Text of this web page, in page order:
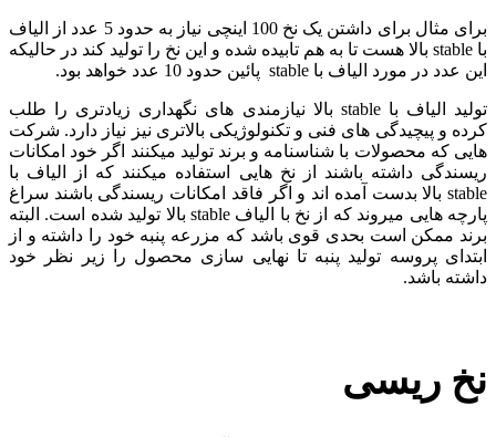
برای مثال برای داشتن یک نخ 100 اینچی نیاز به حدود 5 عدد از الیاف
با stable بالا هست تا به هم تابیده شده و این نخ را تولید کند در حالیکه
این عدد در مورد الیاف با stable پائین حدود 10 عدد خواهد بود.
تولید الیاف با stable بالا نیازمندی های نگهداری زیادتری را طلب
کرده و پیچیدگی های فنی و تکنولوژیکی بالاتری نیز نیاز دارد. شرکت
هایی که محصولات با شناسنامه و برند تولید میکنند اگر خود امکانات
ریسندگی داشته باشند از نخ هایی استفاده میکنند که از الیاف با
stable بالا بدست آمده اند و اگر فاقد امکانات ریسندگی باشند سراغ
پارچه هایی میروند که از نخ با الیاف stable بالا تولید شده است. البته
برند ممکن است بحدی قوی باشد که مزرعه پنبه خود را داشته و از
ابتدای پروسه تولید پنبه تا نهایی سازی محصول را زیر نظر خود
داشته باشد.
نخ ریسی